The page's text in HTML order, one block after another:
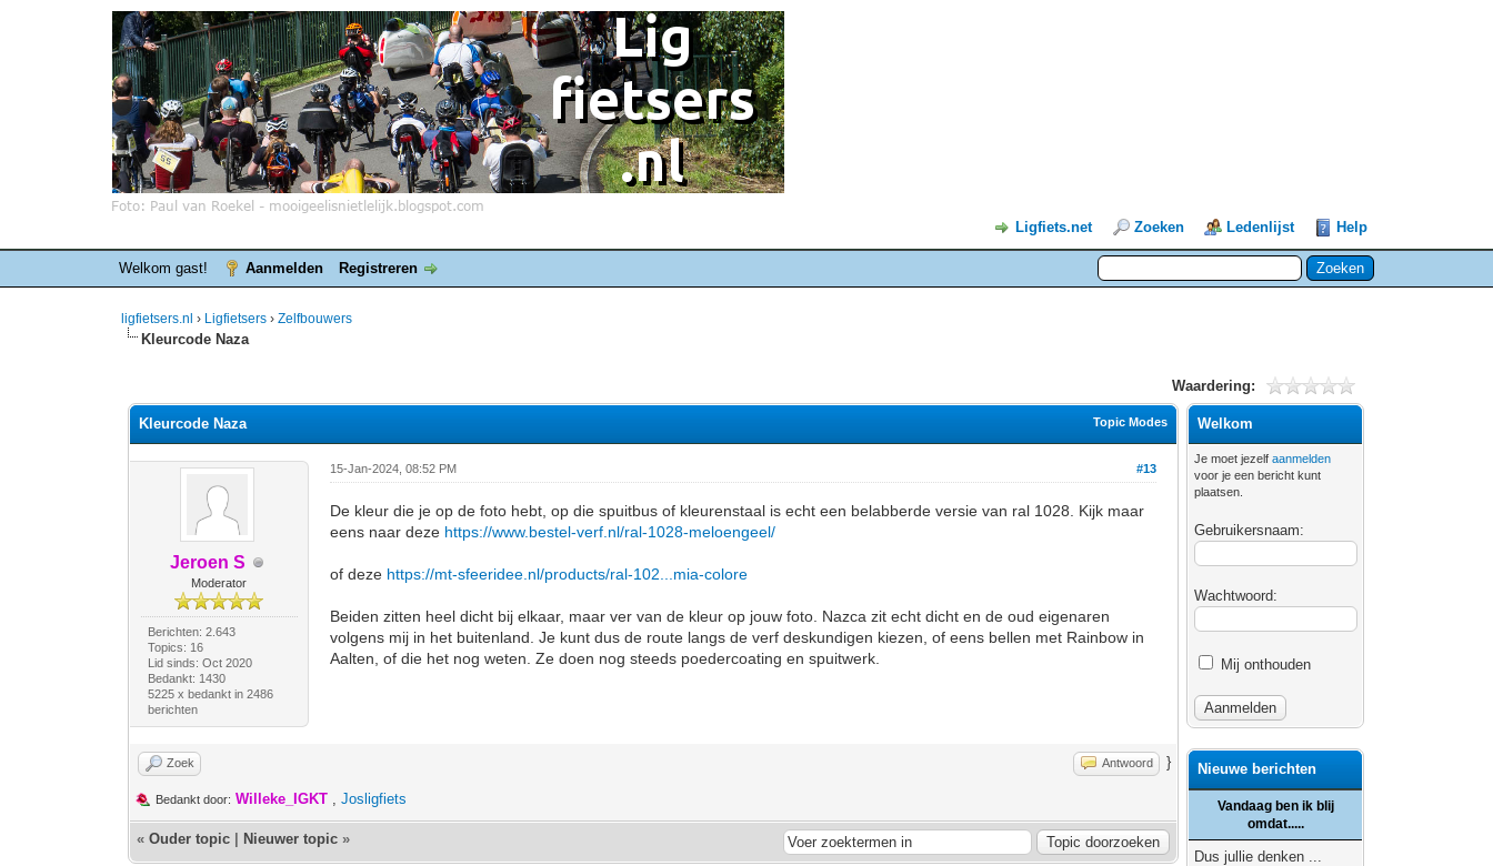
Ligfiets.net Zoeken Ledenlijst Help
Welkom gast! Aanmelden Registreren
ligfietsers.nl › Ligfietsers ›Zelfbouwers
Kleurcode Naza
Waardering:
Topic Modes
Kleurcode Naza
Jeroen S
Moderator
Berichten: 2.643
Topics: 16
Lid sinds: Oct 2020
Bedankt: 1430
5225 x bedankt in 2486
berichten
#13
15-Jan-2024, 08:52 PM
De kleur die je op de foto hebt, op die spuitbus of kleurenstaal is echt een belabberde versie van ral 1028. Kijk maar
eens naar deze https://www.bestel-verf.nl/ral-1028-meloengeel/
of deze https://mt-sfeeridee.nl/products/ral-102...mia-colore
Beiden zitten heel dicht bij elkaar, maar ver van de kleur op jouw foto. Nazca zit echt dicht en de oud eigenaren
volgens mij in het buitenland. Je kunt dus de route langs de verf deskundigen kiezen, of eens bellen met Rainbow in
Aalten, of die het nog weten. Ze doen nog steeds poedercoating en spuitwerk.
Zoek Antwoord }
Bedankt door: Willeke_IGKT ,Josligfiets
«Ouder topic Nieuwer topic »
Welkom
Je moet jezelfaanmelden
voor je een bericht kunt
plaatsen.
Gebruikersnaam:
Wachtwoord:
Mij onthouden
Nieuwe berichten
Vandaag ben ik blij
omdat.....
Dus jullie denken ...